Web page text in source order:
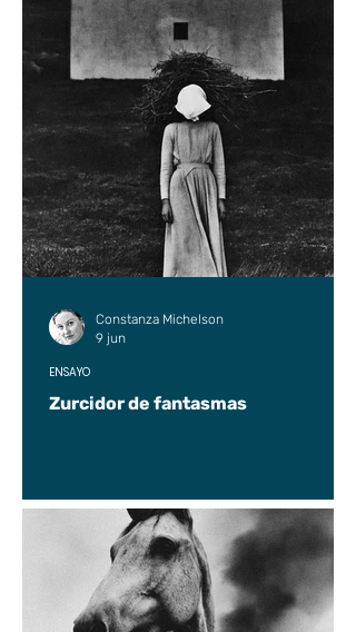
Zurcidor de fantasmas
ENSAYO
Constanza Michelson
9 jun